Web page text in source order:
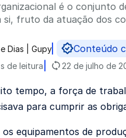
é o conjunto
si, fruto da atuação dos
por
Dias | Gupy Conteúdo
de leitura
22 de julho de
tempo, a força de
para cumprir as
os equipamentos de